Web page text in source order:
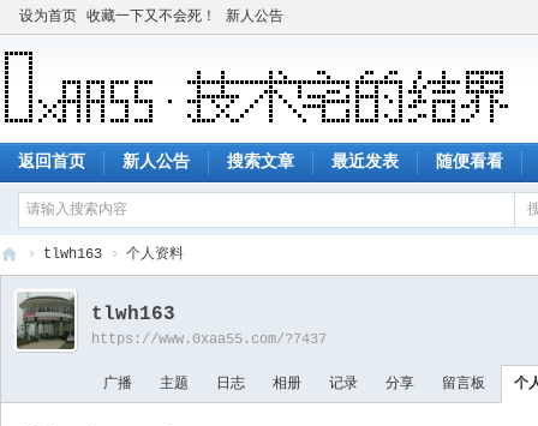
设为首页 收藏一下又不会死！ 新人公告
返回首页 新人公告 搜索文章 最近发表 随便看看
技
术
宅
› tlwh163 › 个人资料
tlwh163
https://www.0xaa55.com/?7437
广播 主题 日志 相册 记录 分享 留言板 个